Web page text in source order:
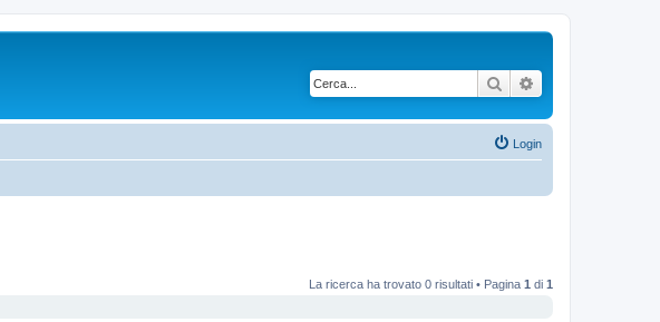
Cerca
Login
La ricerca ha trovato 0 risultati • Pagina 1 di 1